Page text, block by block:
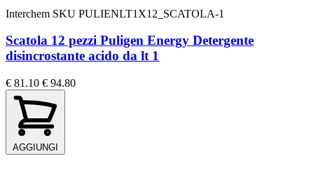
Interchem SKU PULIENLT1X12_SCATOLA-1
Scatola 12 pezzi Puligen Energy Detergente
disincrostante acido da lt 1
€ 81.10 € 94.80
AGGIUNGI